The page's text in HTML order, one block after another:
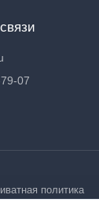
07
политика